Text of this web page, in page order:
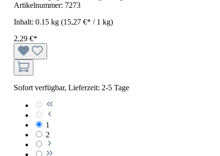
Artikelnummer: 7273
Inhalt: 0.15 kg (15,27 €* / 1 kg)
2,29 €*
Sofort verfügbar, Lieferzeit: 2-5 Tage
1
2